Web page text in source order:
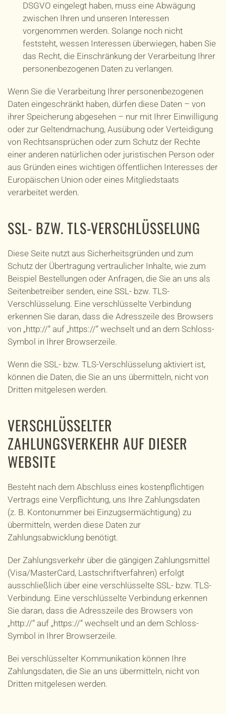
DSGVO eingelegt haben, muss eine Abwägung
zwischen Ihren und unseren Interessen
vorgenommen werden. Solange noch nicht
feststeht, wessen Interessen überwiegen, haben Sie
das Recht, die Einschränkung der Verarbeitung Ihrer
personenbezogenen Daten zu verlangen.
Wenn Sie die Verarbeitung Ihrer personenbezogenen
Daten eingeschränkt haben, dürfen diese Daten – von
ihrer Speicherung abgesehen – nur mit Ihrer Einwilligung
oder zur Geltendmachung, Ausübung oder Verteidigung
von Rechtsansprüchen oder zum Schutz der Rechte
einer anderen natürlichen oder juristischen Person oder
aus Gründen eines wichtigen öffentlichen Interesses der
Europäischen Union oder eines Mitgliedstaats
verarbeitet werden.
SSL- BZW. TLS-VERSCHLÜSSELUNG
Diese Seite nutzt aus Sicherheitsgründen und zum
Schutz der Übertragung vertraulicher Inhalte, wie zum
Beispiel Bestellungen oder Anfragen, die Sie an uns als
Seitenbetreiber senden, eine SSL- bzw. TLS-
Verschlüsselung. Eine verschlüsselte Verbindung
erkennen Sie daran, dass die Adresszeile des Browsers
von „http://“ auf „https://“ wechselt und an dem Schloss-
Symbol in Ihrer Browserzeile.
Wenn die SSL- bzw. TLS-Verschlüsselung aktiviert ist,
können die Daten, die Sie an uns übermitteln, nicht von
Dritten mitgelesen werden.
VERSCHLÜSSELTER
ZAHLUNGSVERKEHR AUF DIESER
WEBSITE
Besteht nach dem Abschluss eines kostenpflichtigen
Vertrags eine Verpflichtung, uns Ihre Zahlungsdaten
(z. B. Kontonummer bei Einzugsermächtigung) zu
übermitteln, werden diese Daten zur
Zahlungsabwicklung benötigt.
Der Zahlungsverkehr über die gängigen Zahlungsmittel
(Visa/MasterCard, Lastschriftverfahren) erfolgt
ausschließlich über eine verschlüsselte SSL- bzw. TLS-
Verbindung. Eine verschlüsselte Verbindung erkennen
Sie daran, dass die Adresszeile des Browsers von
„http://“ auf „https://“ wechselt und an dem Schloss-
Symbol in Ihrer Browserzeile.
Bei verschlüsselter Kommunikation können Ihre
Zahlungsdaten, die Sie an uns übermitteln, nicht von
Dritten mitgelesen werden.